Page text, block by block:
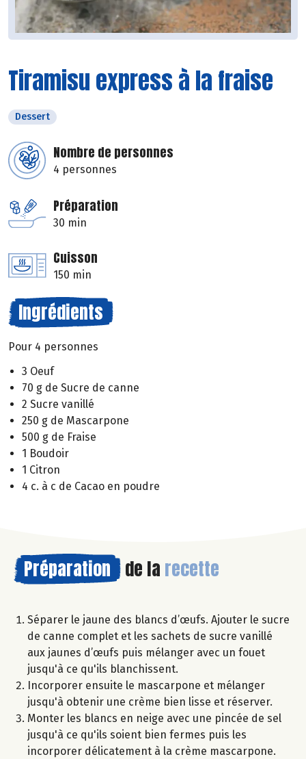
Tiramisu express à la fraise
Dessert
Nombre de personnes
4 personnes
Préparation
30 min
Cuisson
150 min
Ingrédients
Pour 4 personnes
3 Oeuf
70 g de Sucre de canne
2 Sucre vanillé
250 g de Mascarpone
500 g de Fraise
1 Boudoir
1 Citron
4 c. à c de Cacao en poudre
Préparation de la recette
Séparer le jaune des blancs d’œufs. Ajouter le sucre
de canne complet et les sachets de sucre vanillé
aux jaunes d’œufs puis mélanger avec un fouet
jusqu'à ce qu'ils blanchissent.
Incorporer ensuite le mascarpone et mélanger
jusqu'à obtenir une crème bien lisse et réserver.
Monter les blancs en neige avec une pincée de sel
jusqu'à ce qu'ils soient bien fermes puis les
incorporer délicatement à la crème mascarpone.